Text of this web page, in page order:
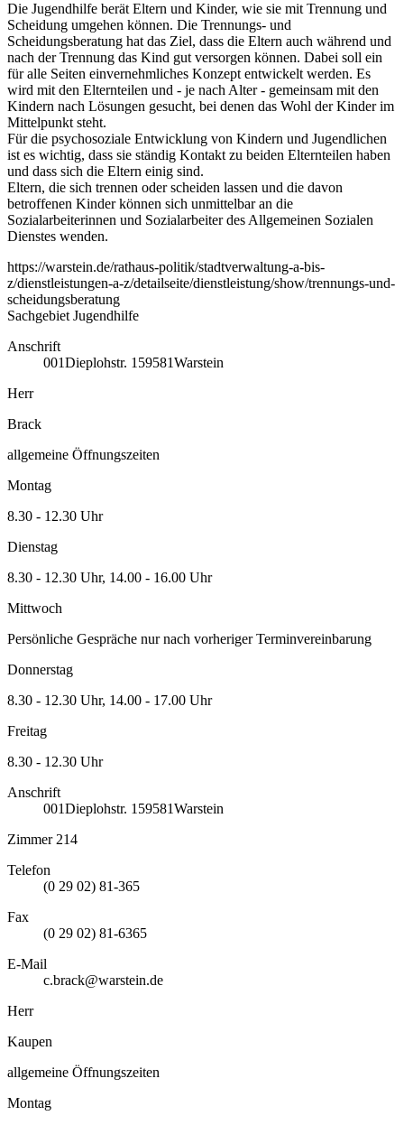
Die Jugendhilfe berät Eltern und Kinder, wie sie mit Trennung und
Scheidung umgehen können. Die Trennungs- und
Scheidungsberatung hat das Ziel, dass die Eltern auch während und
nach der Trennung das Kind gut versorgen können. Dabei soll ein
für alle Seiten einvernehmliches Konzept entwickelt werden. Es
wird mit den Elternteilen und - je nach Alter - gemeinsam mit den
Kindern nach Lösungen gesucht, bei denen das Wohl der Kinder im
Mittelpunkt steht.
Für die psychosoziale Entwicklung von Kindern und Jugendlichen
ist es wichtig, dass sie ständig Kontakt zu beiden Elternteilen haben
und dass sich die Eltern einig sind.
Eltern, die sich trennen oder scheiden lassen und die davon
betroffenen Kinder können sich unmittelbar an die
Sozialarbeiterinnen und Sozialarbeiter des Allgemeinen Sozialen
Dienstes wenden.
https://warstein.de/rathaus-politik/stadtverwaltung-a-bis-
z/dienstleistungen-a-z/detailseite/dienstleistung/show/trennungs-und-
scheidungsberatung
Sachgebiet Jugendhilfe
Anschrift
001Dieplohstr. 1 59581Warstein
Herr
Brack
allgemeine Öffnungszeiten
Montag
8.30 - 12.30 Uhr
Dienstag
8.30 - 12.30 Uhr, 14.00 - 16.00 Uhr
Mittwoch
Persönliche Gespräche nur nach vorheriger Terminvereinbarung
Donnerstag
8.30 - 12.30 Uhr, 14.00 - 17.00 Uhr
Freitag
8.30 - 12.30 Uhr
Anschrift
001Dieplohstr. 1 59581Warstein
Zimmer 214
Telefon
(0 29 02) 81-365
Fax
(0 29 02) 81-6365
E-Mail
c.brack@warstein.de
Herr
Kaupen
allgemeine Öffnungszeiten
Montag